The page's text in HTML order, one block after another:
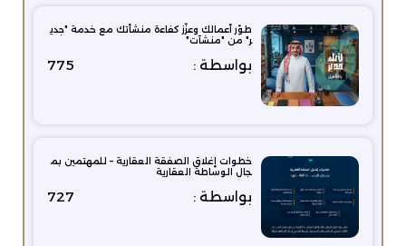
طوّر أعمالك وعزّز كفاءة منشأتك مع خدمة "جدي
ر" من "منشآت"
بواسطة : 775
خطوات إغلاق الصفقة العقارية – للمهتمين بم
جال الوساطة العقارية
بواسطة : 727